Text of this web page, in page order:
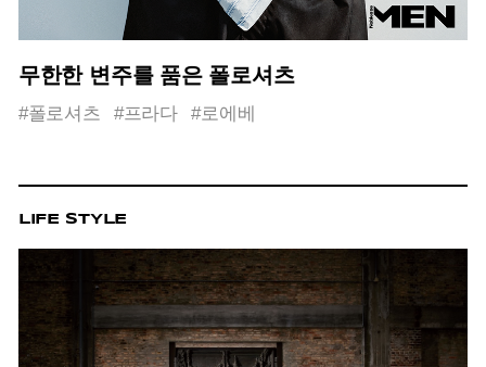
무한한 변주를 품은 폴로셔츠
#폴로셔츠 #프라다 #로에베
LIFE STYLE